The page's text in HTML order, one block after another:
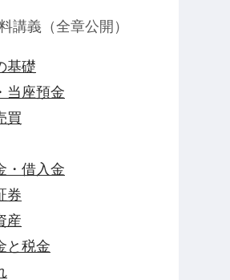
講義（全章公開）
基礎
座預金
買
借入金
券
産
税金